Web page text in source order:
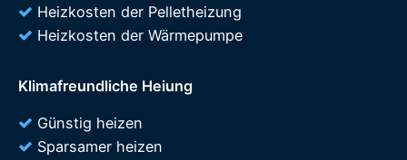
Heizkosten der Pelletheizung
Heizkosten der Wärmepumpe
Klimafreundliche Heiung
Günstig heizen
Sparsamer heizen